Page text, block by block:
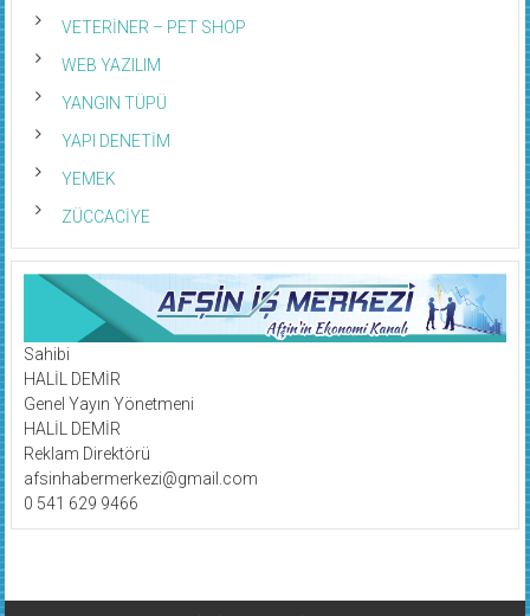
VETERİNER – PET SHOP
WEB YAZILIM
YANGIN TÜPÜ
YAPI DENETİM
YEMEK
ZÜCCACİYE
Sahibi
HALİL DEMİR
Genel Yayın Yönetmeni
HALİL DEMİR
Reklam Direktörü
afsinhabermerkezi@gmail.com
0 541 629 9466